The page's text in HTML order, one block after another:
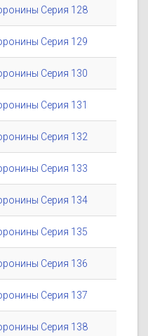
Серия 128
Серия 129
Серия 130
Серия 131
Серия 132
Серия 133
Серия 134
Серия 135
Серия 136
Серия 137
Серия 138